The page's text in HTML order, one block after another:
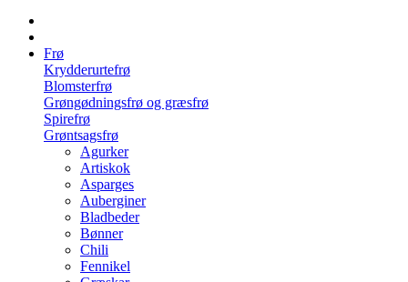
Frø
Krydderurtefrø
Blomsterfrø
Grøngødningsfrø og græsfrø
Spirefrø
Grøntsagsfrø
Agurker
Artiskok
Asparges
Auberginer
Bladbeder
Bønner
Chili
Fennikel